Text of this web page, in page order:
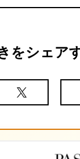
をシェア
X（旧